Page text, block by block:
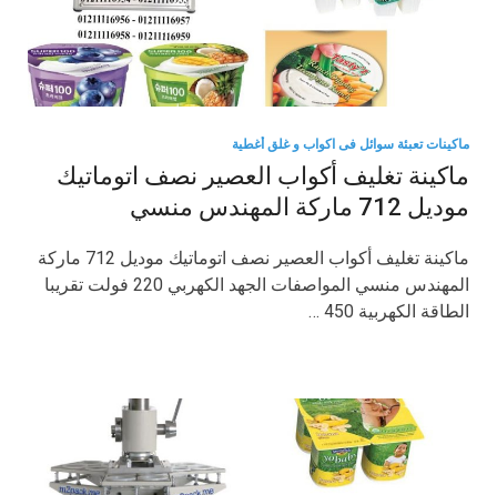
ماكينات تعبئة سوائل فى اكواب و غلق أغطية
ماكينة تغليف أكواب العصير نصف اتوماتيك
موديل 712 ماركة المهندس منسي
ماكينة تغليف أكواب العصير نصف اتوماتيك موديل 712 ماركة
المهندس منسي المواصفات الجهد الكهربي 220 فولت تقريبا
الطاقة الكهربية 450 …